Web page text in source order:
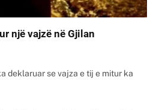
një vajzë në Gjilan
deklaruar se vajza e tij e mitur ka